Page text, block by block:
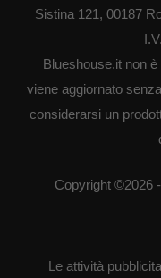
Sistina 121, 00187
Blueshouse.it non
viene aggiornato
considerarsi un
Copyright ©2026
Le attività